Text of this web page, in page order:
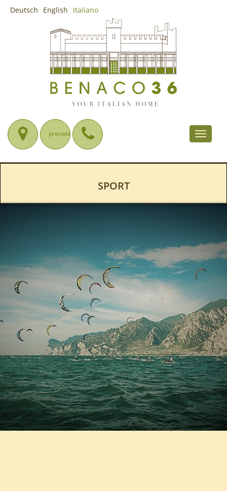
Deutsch English Italiano
prenota
Toggle
SPORT